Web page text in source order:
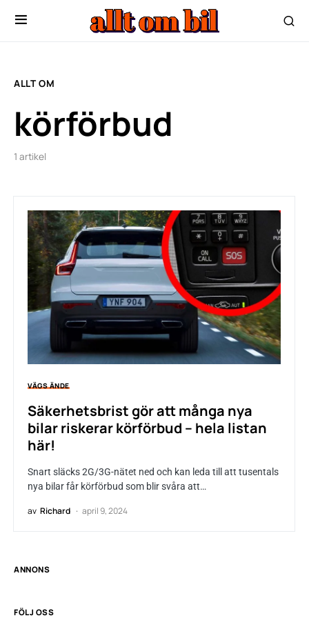
ALLT OM
körförbud
1 artikel
VÄGS ÄNDE
Säkerhetsbrist gör att många nya
bilar riskerar körförbud – hela listan
här!
Snart släcks 2G/3G-nätet ned och kan leda till att tusentals
nya bilar får körförbud som blir svåra att…
av Richard april 9, 2024
ANNONS
FÖLJ OSS